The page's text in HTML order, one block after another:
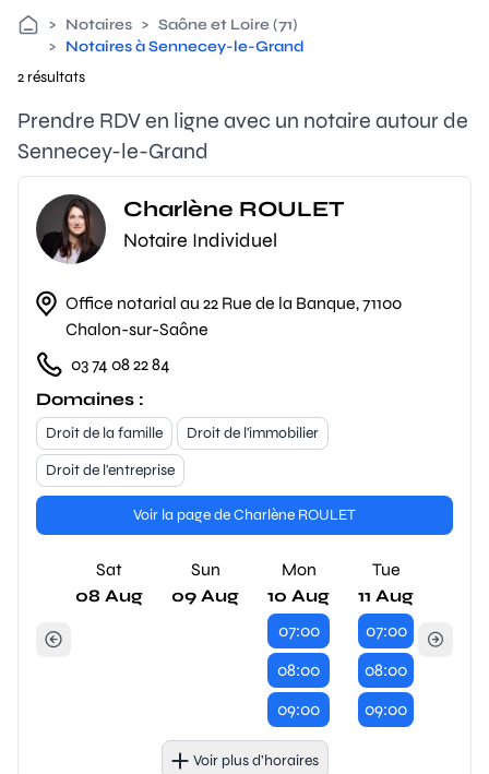
> Notaires > Saône et Loire (71)
> Notaires à Sennecey-le-Grand
2 résultats
Prendre RDV en ligne avec un notaire autour de
Sennecey-le-Grand
Charlène ROULET
Notaire Individuel
Office notarial au 22 Rue de la Banque, 71100
Chalon-sur-Saône
03 74 08 22 84
Domaines :
Droit de la famille
Droit de l'immobilier
Droit de l'entreprise
Voir la page de Charlène ROULET
Sat
08 Aug
Sun
09 Aug
Mon
10 Aug
07:00
08:00
09:00
Tue
11 Aug
07:00
08:00
09:00
Voir plus d’horaires